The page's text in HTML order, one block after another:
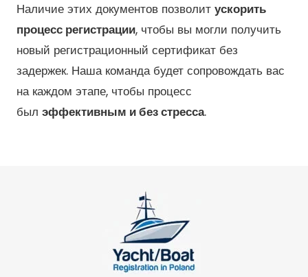
Наличие этих документов позволит ускорить
процесс регистрации, чтобы вы могли получить
новый регистрационный сертификат без
задержек. Наша команда будет сопровождать вас
на каждом этапе, чтобы процесс
был эффективным и без стресса.